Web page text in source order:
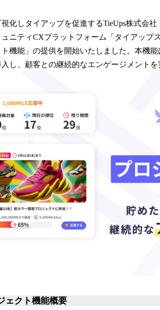
化しタイアップを促進するTieUps株式会
ニティCXプラットフォーム「タイアップ
ト機能」の提供を開始いたしました。本機
し、顧客との継続的なエンゲージメントを
ェクト機能概要